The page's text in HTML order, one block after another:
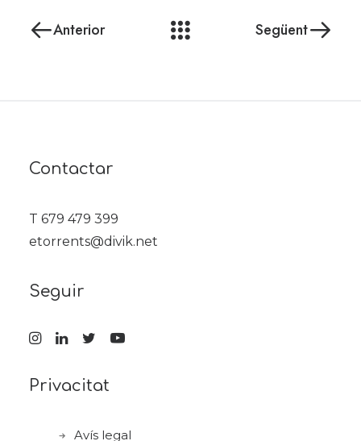
Anterior Següent
Contactar
T 679 479 399
etorrents@divik.net
Seguir
Privacitat
Avís legal